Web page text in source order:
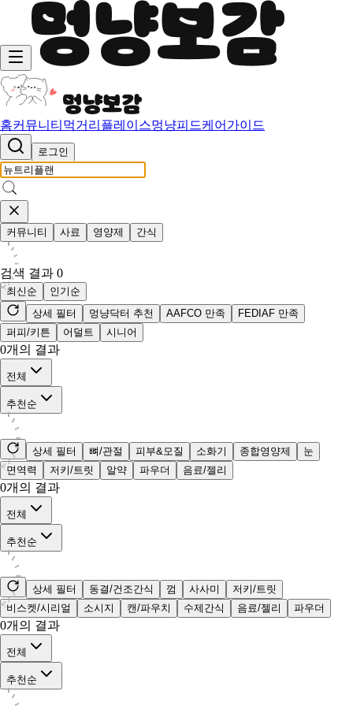
홈커뮤니티 먹거리 플레이스멍냥피드케어가이드
로그인
커뮤니티 사료 영양제 간식
검색 결과 0
최신순
인기순
상세 필터
멍냥닥터 추천 AAFCO 만족
FEDIAF 만족
퍼피/키튼
어덜트 시니어
0개의 결과
전체
추천순
상세 필터 뼈/관절 피부&모질 소화기 종합영양제
눈
면역력
저키/트릿 알약 파우더 음료/젤리
0개의 결과
전체
추천순
상세 필터 동결/건조간식 껌 사사미
저키/트릿
비스켓/시리얼
소시지 캔/파우치 수제간식 음료/젤리 파우더
0개의 결과
전체
추천순